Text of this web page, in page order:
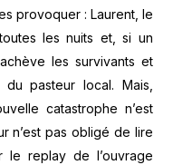
provoquer : Laurent, le
les nuits et, si un
les survivants et
pasteur local. Mais,
catastrophe n’est
n’est pas obligé de lire
le replay de l’ouvrage